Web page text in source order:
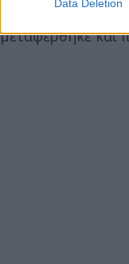
Data Deletion
Όμως, η υγεία του
μεταφέρθηκε και